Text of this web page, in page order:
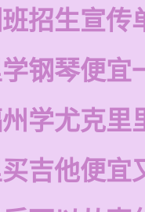
招生宣传
钢琴便宜
学尤克里
吉他便宜